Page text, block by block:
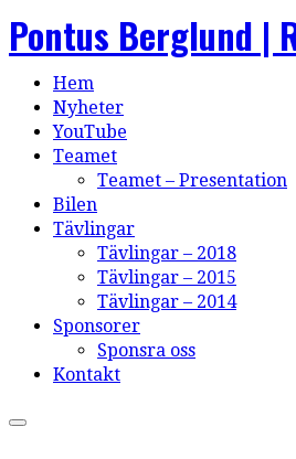
Pontus Berglund |
Hem
Nyheter
YouTube
Teamet
Teamet – Presentation
Bilen
Tävlingar
Tävlingar – 2018
Tävlingar – 2015
Tävlingar – 2014
Sponsorer
Sponsra oss
Kontakt